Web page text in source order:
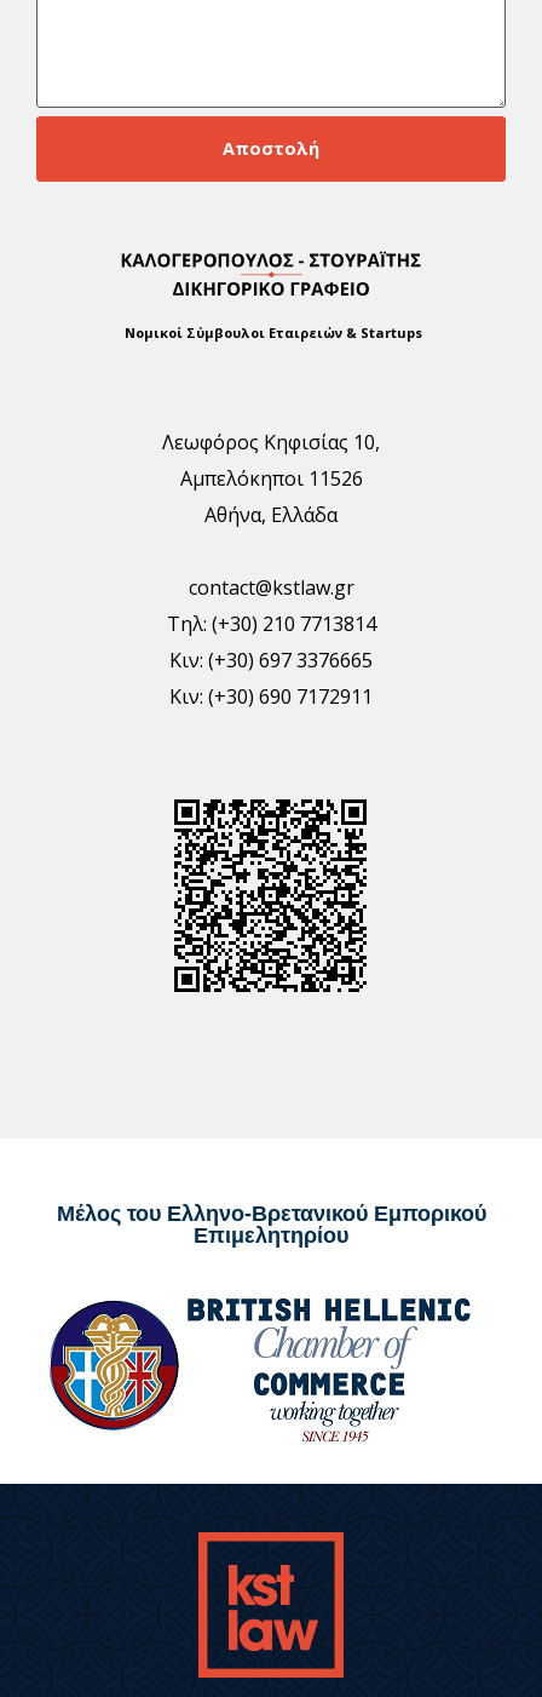
Νομικοί Σύμβουλοι Εταιρειών & Startups
Λεωφόρος Κηφισίας 10,
Αμπελόκηποι 11526
Αθήνα, Ελλάδα
contact@kstlaw.gr
Τηλ: (+30) 210 7713814
Κιν: (+30) 697 3376665
Κιν: (+30) 690 7172911
Αποστολή
Μέλος του Ελληνο-Βρετανικού Εμπορικού
Επιμελητηρίου